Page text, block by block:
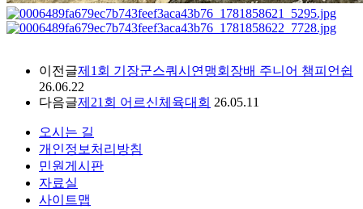
이전글제1회 기장군스쿼시연맹회장배 주니어 챔피언쉽
26.06.22
다음글제21회 어르신체육대회 26.05.11
오시는 길
개인정보처리방침
민원게시판
자료실
사이트맵